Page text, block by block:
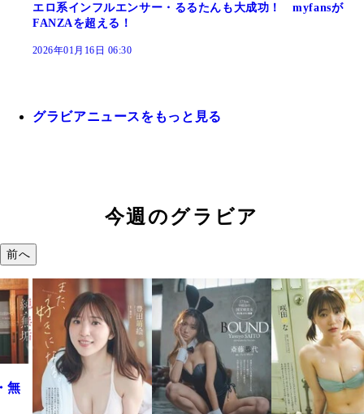
エロ系インフルエンサー・るるたんも大成功！ myfansが
FANZAを超える！
2026年01月16日 06:30
グラビアニュースをもっと見る
今週のグラビア
前へ